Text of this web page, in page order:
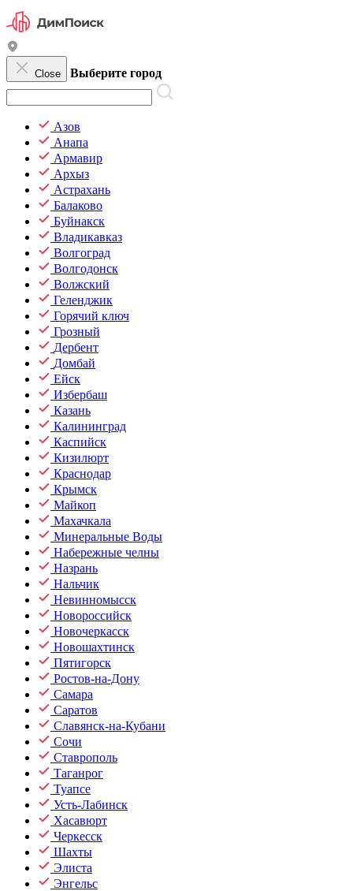
Close Выберите город
Азов
Анапа
Армавир
Архыз
Астрахань
Балаково
Буйнакск
Владикавказ
Волгоград
Волгодонск
Волжский
Геленджик
Горячий ключ
Грозный
Дербент
Домбай
Ейск
Избербаш
Казань
Калининград
Каспийск
Кизилюрт
Краснодар
Крымск
Майкоп
Махачкала
Минеральные Воды
Набережные челны
Назрань
Нальчик
Невинномысск
Новороссийск
Новочеркасск
Новошахтинск
Пятигорск
Ростов-на-Дону
Самара
Саратов
Славянск-на-Кубани
Сочи
Ставрополь
Таганрог
Туапсе
Усть-Лабинск
Хасавюрт
Черкесск
Шахты
Элиста
Энгельс